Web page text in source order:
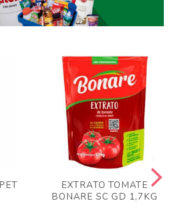
EXTRATO TOMATE
BONARE SC GD 1,7KG